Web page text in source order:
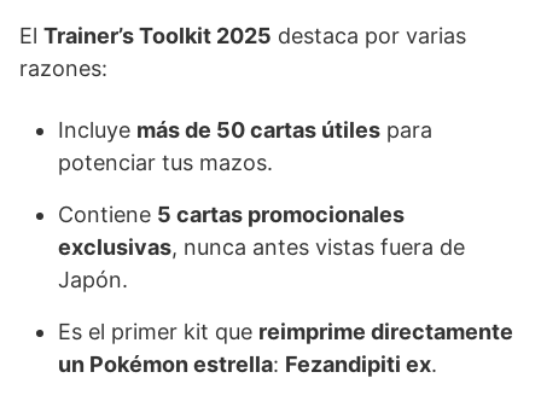
El Trainer’s Toolkit 2025 destaca por varias
razones:
Incluye más de 50 cartas útiles para
potenciar tus mazos.
Contiene 5 cartas promocionales
exclusivas, nunca antes vistas fuera de
Japón.
Es el primer kit que reimprime directamente
un Pokémon estrella: Fezandipiti ex.